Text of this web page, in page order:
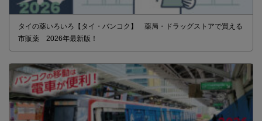
タイの薬いろいろ【タイ・バンコク】 薬局・ドラッグストアで買える
市販薬 2026年最新版！